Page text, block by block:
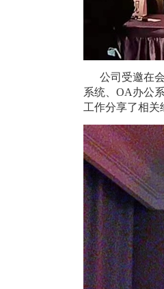
公司受邀在
系统、 OA办公
工作分享了相关